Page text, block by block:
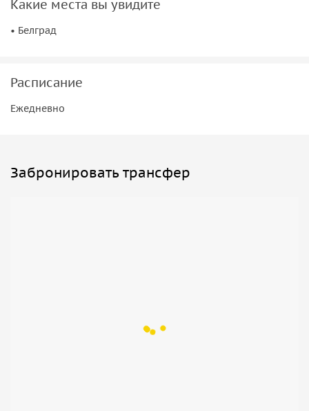
мультимедийной системой, или просто организуйте свои
планы поездок. Для вашего удобства на борту также
Какие места вы увидите
• Белград
Расписание
Ежедневно
Забронировать трансфер